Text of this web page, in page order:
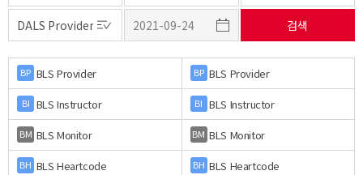
BP BLS Provider BP BLS Provider
BI BLS Instructor BI BLS Instructor
BM BLS Monitor BM BLS Monitor
BH BLS Heartcode BH BLS Heartcode